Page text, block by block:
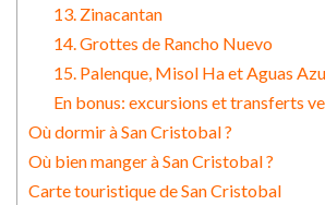
13. Zinacantan
14. Grottes de Rancho Nuevo
15. Palenque, Misol Ha et Aguas
En bonus: excursions et transferts
Où dormir à San Cristobal ?
Où bien manger à San Cristobal ?
Carte touristique de San Cristobal